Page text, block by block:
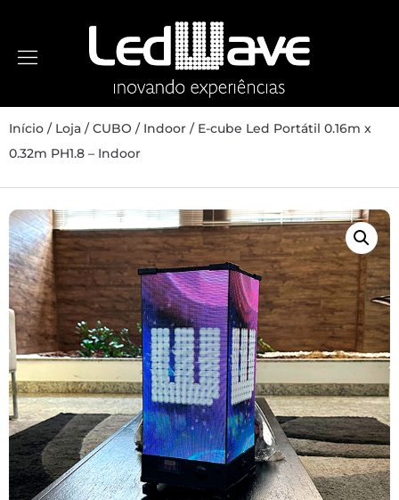
Início / Loja /CUBO / Indoor / E-cube Led Portátil 0.16m x
0.32m PH1.8 – Indoor